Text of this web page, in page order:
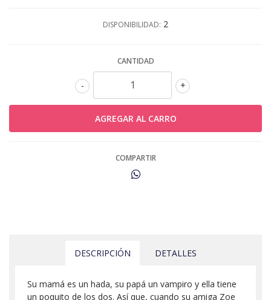
DISPONIBILIDAD: 2
CANTIDAD
+
-
COMPARTIR
DESCRIPCIÓN DETALLES
Su mamá es un hada, su papá un vampiro y ella tiene
un poquito de los dos. Así que, cuando su amiga Zoe